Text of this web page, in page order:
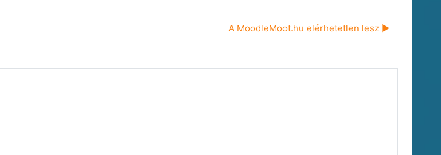
A MoodleMoot.hu elérhetetlen lesz ▶︎